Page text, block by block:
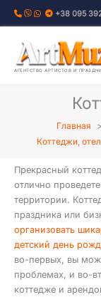
Перейти
+38 095
АГЕНТСТВО АРТИСТОВ И
Главная
Коттеджи,
Прекрасный
отлично
территории.
праздника или
организовать
детский день
во-первых, вы
проблемах, и во-
коттедже и